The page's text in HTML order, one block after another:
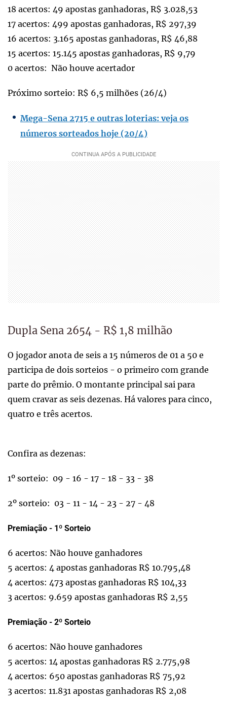
18 acertos: 49 apostas ganhadoras, R$ 3.028,53
17 acertos: 499 apostas ganhadoras, R$ 297,39
16 acertos: 3.165 apostas ganhadoras, R$ 46,88
15 acertos: 15.145 apostas ganhadoras, R$ 9,79
0 acertos: Não houve acertador
Próximo sorteio: R$ 6,5 milhões (26/4)
Mega-Sena 2715 e outras loterias: veja os
números sorteados hoje (20/4)
Dupla Sena 2654 - R$ 1,8 milhão
O jogador anota de seis a 15 números de 01 a 50 e
participa de dois sorteios - o primeiro com grande
parte do prêmio. O montante principal sai para
quem cravar as seis dezenas. Há valores para cinco,
quatro e três acertos.
Confira as dezenas:
1º sorteio: 09 - 16 - 17 - 18 - 33 - 38
2º sorteio: 03 - 11 - 14 - 23 - 27 - 48
Premiação - 1º Sorteio
6 acertos: Não houve ganhadores
5 acertos: 4 apostas ganhadoras R$ 10.795,48
4 acertos: 473 apostas ganhadoras R$ 104,33
3 acertos: 9.659 apostas ganhadoras R$ 2,55
Premiação - 2º Sorteio
6 acertos: Não houve ganhadores
5 acertos: 14 apostas ganhadoras R$ 2.775,98
4 acertos: 650 apostas ganhadoras R$ 75,92
3 acertos: 11.831 apostas ganhadoras R$ 2,08